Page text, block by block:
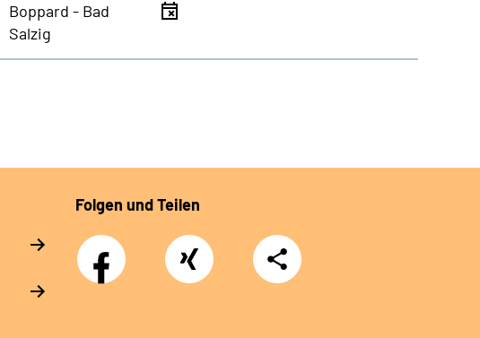
Boppard - Bad
Salzig
Folgen und Teilen
Facebook Xing
Teilen